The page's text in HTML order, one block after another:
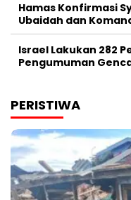
Hamas Konfirmasi
Ubaidah dan
Israel Lakukan 282
Pengumuman
PERISTIWA